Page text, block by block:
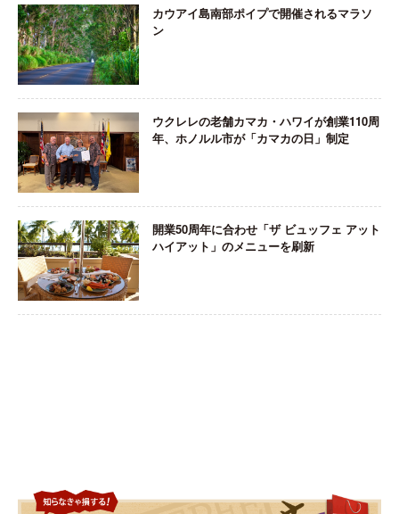
カウアイ島南部ポイプで開催されるマラソ
ン
ウクレレの老舗カマカ・ハワイが創業110周
年、ホノルル市が「カマカの日」制定
開業50周年に合わせ「ザ ビュッフェ アット
ハイアット」のメニューを刷新